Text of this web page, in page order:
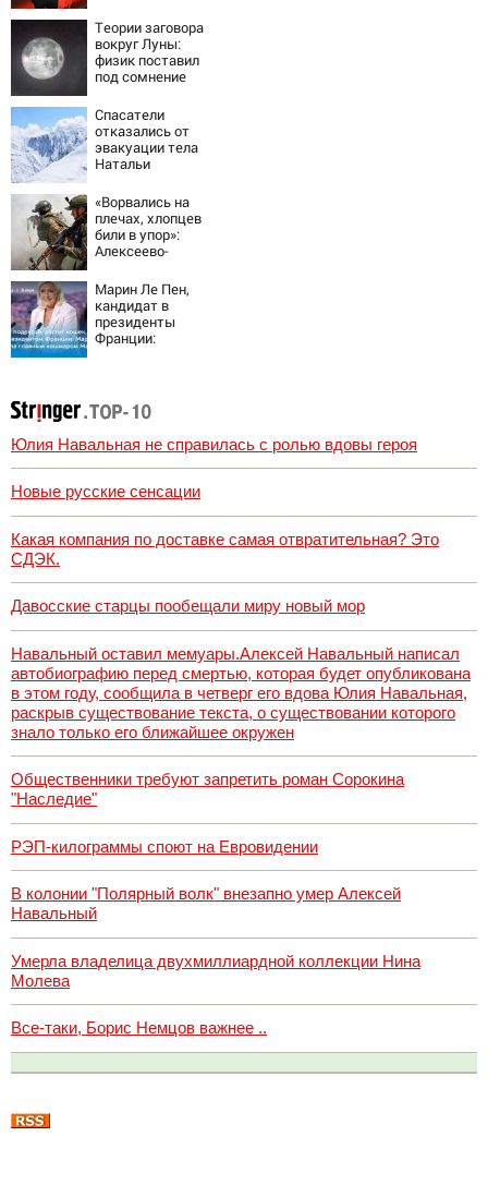
роман
Бондарчука и
Исаковой
Теории заговора
вокруг Луны:
физик поставил
под сомнение
Спасатели
отказались от
эвакуации тела
Натальи
семитысячника
«Ворвались на
плечах, хлопцев
били в упор»:
Алексеево-
могильником для
«птах Мадьяра»
Марин Ле Пен,
кандидат в
президенты
Франции:
России и Украине,
прогноз на
президента
Франции 2027,
последние
новости
Юлия Навальная не справилась с ролью вдовы героя
Новые русские сенсации
Какая компания по доставке самая отвратительная? Это
СДЭК.
Давосские старцы пообещали миру новый мор
Навальный оставил мемуары.Алексей Навальный написал
автобиографию перед смертью, которая будет опубликована
в этом году, сообщила в четверг его вдова Юлия Навальная,
раскрыв существование текста, о существовании которого
знало только его ближайшее окружен
Общественники требуют запретить роман Сорокина
"Наследие"
РЭП-килограммы споют на Евровидении
В колонии "Полярный волк" внезапно умер Алексей
Навальный
Умерла владелица двухмиллиардной коллекции Нина
Молева
Все-таки, Борис Немцов важнее ..